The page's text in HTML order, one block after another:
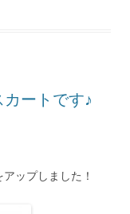
ートです♪
ップしました！